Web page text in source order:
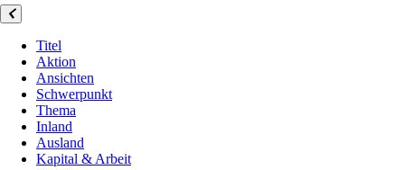
Titel
Aktion
Ansichten
Schwerpunkt
Thema
Inland
Ausland
Kapital & Arbeit